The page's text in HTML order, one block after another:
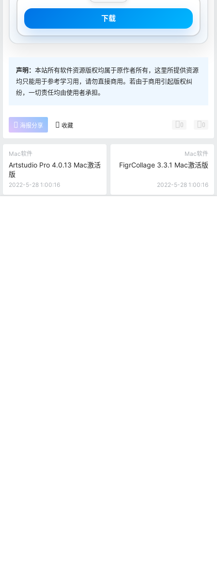
下载
声明： 本站所有软件资源版权均属于原作者所有，这里所提供资源
均只能用于参考学习用，请勿直接商用。若由于商用引起版权纠
纷，一切责任均由使用者承担。
海报分享 收藏 0 0
Mac软件
Artstudio Pro 4.0.13 Mac激活
版
2022-5-28 1:00:16
Mac软件
FigrCollage 3.3.1 Mac激活版
2022-5-28 1:00:16